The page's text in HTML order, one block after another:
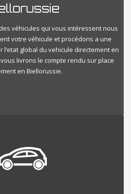
véhicules qui vous intéressent nous
votre véhicule et procédons a une
global du vehicule directement en
livrons le compte rendu sur place
en Biellorussie.